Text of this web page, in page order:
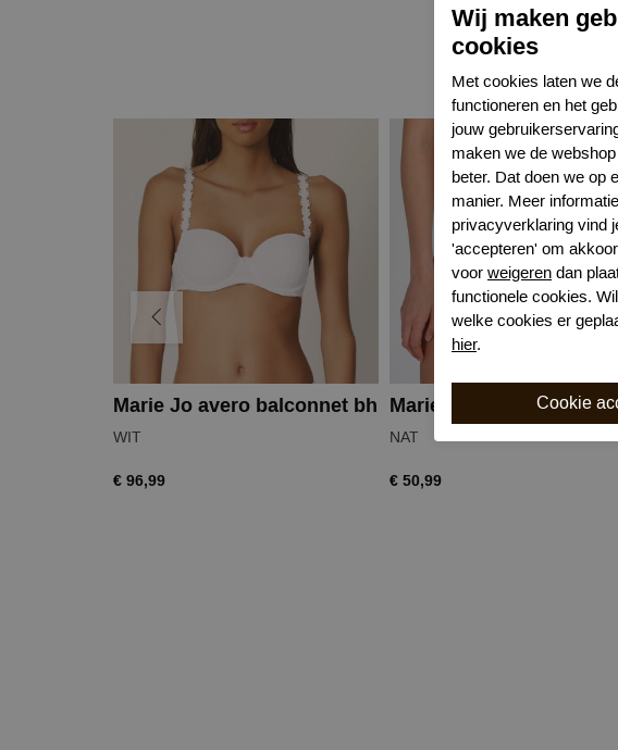
Marie Jo avero balconnet bh
WIT
€ 96,99
Marie Jo avero hipster
NAT
€ 50,99
Wij maken
cookies
Met cookies laten we
functioneren en het
jouw
maken we de
beter. Dat doen we op
manier. Meer
privacyverklaring vind
'accepteren' om
voor weigeren dan
functionele cookies.
welke cookies er
hier.